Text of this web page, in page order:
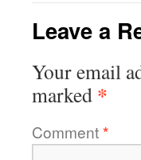
Leave a
Your email
marked *
Comment*